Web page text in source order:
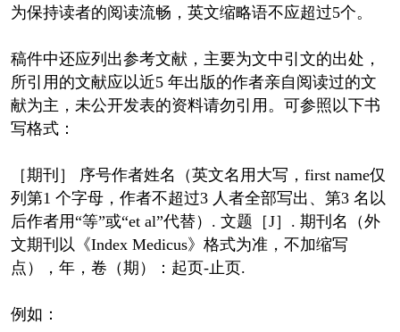
为保持读者的阅读流畅，英文缩略语不应超过5个。
稿件中还应列出参考文献，主要为文中引文的出处，
所引用的文献应以近5 年出版的作者亲自阅读过的文
献为主，未公开发表的资料请勿引用。可参照以下书
写格式：
［期刊］ 序号作者姓名（英文名用大写，first name仅
列第1 个字母，作者不超过3 人者全部写出、第3 名以
后作者用“等”或“et al”代替）. 文题［J］. 期刊名（外
文期刊以《Index Medicus》格式为准，不加缩写
点），年，卷（期）：起页-止页.
例如：